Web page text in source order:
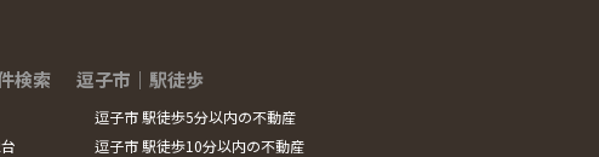
検索 逗子市｜駅徒歩
逗子市 駅徒歩5分以内の不動産
逗子市 駅徒歩10分以内の不動産